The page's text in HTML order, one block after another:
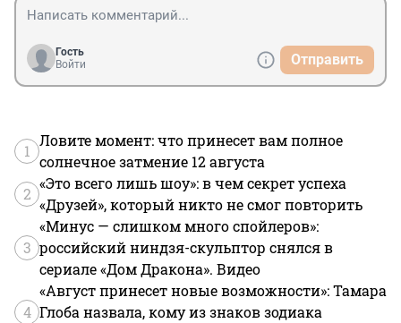
Гость
Войти
Отправить
1
Ловите момент: что принесет вам полное
солнечное затмение 12 августа
2
«Это всего лишь шоу»: в чем секрет успеха
«Друзей», который никто не смог повторить
3
«Минус — слишком много спойлеров»:
российский ниндзя-скульптор снялся в
сериале «Дом Дракона». Видео
4
«Август принесет новые возможности»: Тамара
Глоба назвала, кому из знаков зодиака